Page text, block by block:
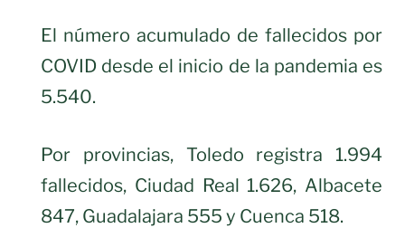
El número acumulado de fallecidos por
COVID desde el inicio de la pandemia es
5.540.
Por provincias, Toledo registra 1.994
fallecidos, Ciudad Real 1.626, Albacete
847, Guadalajara 555 y Cuenca 518.